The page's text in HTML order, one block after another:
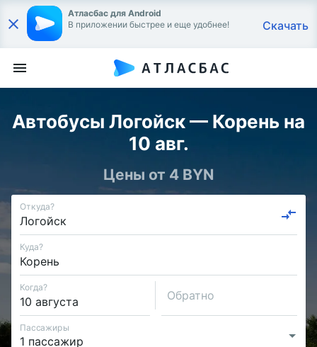
Атласбас для Android
В приложении быстрее и еще удобнее!
Скачать
Автобусы Логойск — Корень на
10 авг.
Цены от 4 BYN
Откуда?
Куда?
Когда?
Обратно
Пассажиры